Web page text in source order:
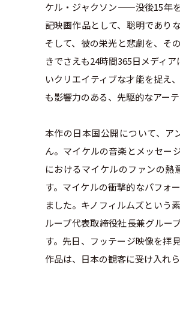
ケル・ジャクソン——没後15年
記映画作品として、聡明であり
そして、彼の栄光と悲劇を、そ
きでさえも24時間365日メディ
いクリエイティブな才能を捉え
も影響力のある、先駆的なアー
本作の日本国公開について、ア
ん。マイケルの音楽とメッセー
におけるマイケルのファンの
す。マイケルの衝撃的なパフォ
ました。キノフィルムズという
ループ代表取締役社長兼グルー
す。先日、フッテージ映像を拝
作品は、日本の観客に受け入れ